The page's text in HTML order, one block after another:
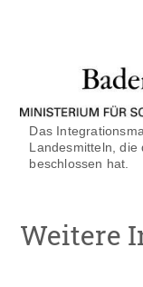
Das
Landesmitteln, die
beschlossen hat.
Weitere